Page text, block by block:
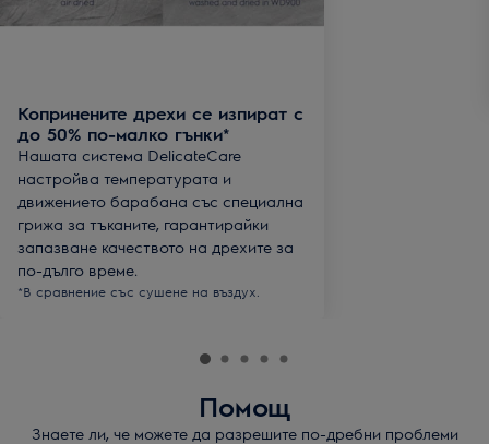
Копринените дрехи се изпират с
до 50% по-малко гънки*
Нашата система DelicateCare
настройва температурата и
движението барабана със специална
грижа за тъканите, гарантирайки
запазване качеството на дрехите за
по-дълго време.
*В сравнение със сушене на въздух.
Помощ
Знаете ли, че можете да разрешите по-дребни проблеми